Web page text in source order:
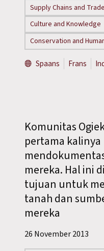
Supply Chains and Trade
Culture and Knowledge
Conservation and
Spaans Frans
Komunitas
pertama kalinya
mereka. Hal ini
tujuan untuk
tanah dan
mereka
26 November 2013